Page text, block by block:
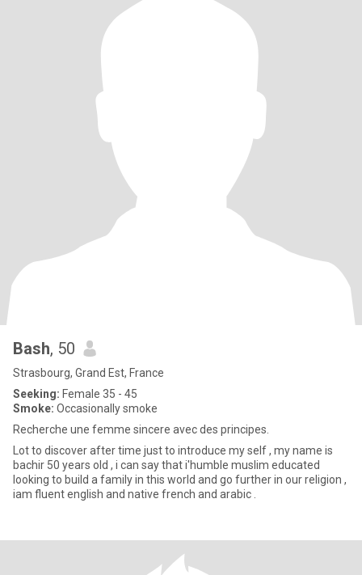
Bash, 50
Strasbourg, Grand Est, France
Seeking: Female 35 - 45
Smoke: Occasionally smoke
Recherche une femme sincere avec des principes.
Lot to discover after time just to introduce my self , my name is
bachir 50 years old , i can say that i'humble muslim educated
looking to build a family in this world and go further in our religion ,
iam fluent english and native french and arabic .